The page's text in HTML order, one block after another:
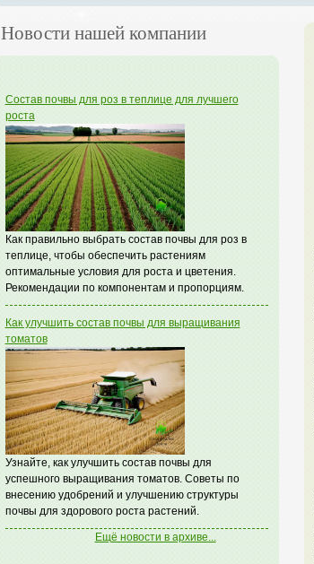
Новости нашей компании
Состав почвы для роз в теплице для лучшего
роста
Как правильно выбрать состав почвы для роз в
теплице, чтобы обеспечить растениям
оптимальные условия для роста и цветения.
Рекомендации по компонентам и пропорциям.
Как улучшить состав почвы для выращивания
томатов
Узнайте, как улучшить состав почвы для
успешного выращивания томатов. Советы по
внесению удобрений и улучшению структуры
почвы для здорового роста растений.
Ещё новости в архиве...